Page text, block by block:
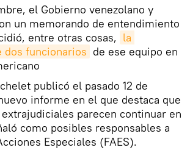
el Gobierno venezolano y
un memorando de entendimiento
entre otras cosas, la
dos funcionarios de ese equipo en
publicó el pasado 12 de
informe en el que destaca que
parecen continuar en
como posibles responsables a
Especiales (FAES).